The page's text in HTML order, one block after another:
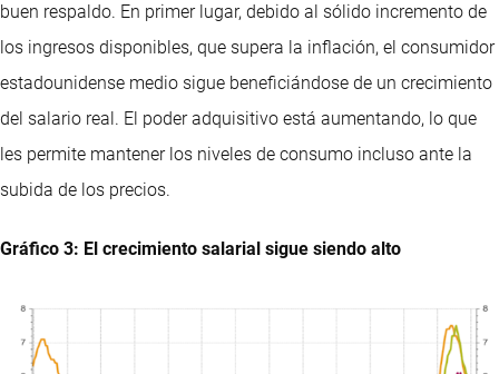
buen respaldo. En primer lugar, debido al sólido incremento de
los ingresos disponibles, que supera la inflación, el consumidor
estadounidense medio sigue beneficiándose de un crecimiento
del salario real. El poder adquisitivo está aumentando, lo que
les permite mantener los niveles de consumo incluso ante la
subida de los precios.
Gráfico 3: El crecimiento salarial sigue siendo alto